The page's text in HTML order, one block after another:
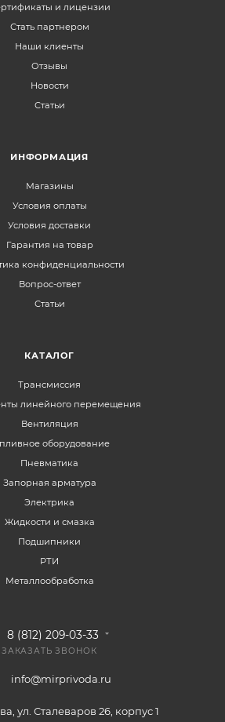
и лицензии
Стать партнером
Наши клиенты
Отзывы
Новости
Статьи
ИНФОРМАЦИЯ
Магазины
Условия оплаты
Условия доставки
Гарантия на товар
конфиденциальности
Вопрос-ответ
Статьи
КАТАЛОГ
Трансмиссия
линейного перемещения
Вентиляция
оборудование
Пневматика
Запорная арматура
Электрика
Жидкости и смазка
Подшипники
РТИ
Металлообработка
8 (812) 209-03-33
ЗАКАЗАТЬ ЗВОНОК
info@mirprivoda.ru
ул. Сталеваров 26, корпус 1